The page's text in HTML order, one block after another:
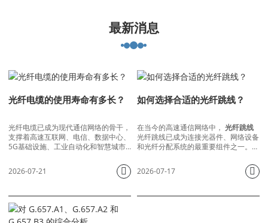
最新消息
光纤电缆的使用寿命有多长？
光纤电缆已成为现代通信网络的骨干，
支撑着高速互联网、电信、数据中心、
5G基础设施、工业自动化和智慧城市
具有更高的带宽、更低的信号损耗、更
长的传输距离和更强的抗电磁干扰能
2026-07-21
如何选择合适的光纤跳线？
在当今的高速通信网络中， 光纤跳线
光纤跳线已成为连接光器件、网络设备
和光纤分配系统的最重要组件之一。从
(FTTH) 部署和企业通信系统，光纤跳
线都能提供可靠、高性能的光连接。
2026-07-17